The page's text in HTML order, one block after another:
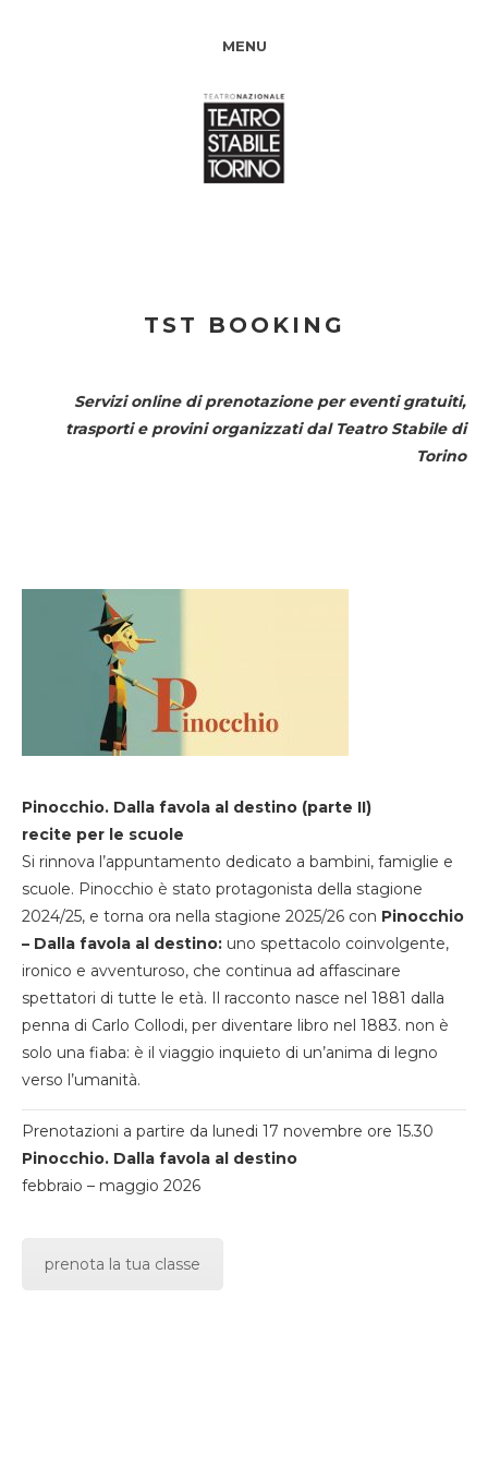
MENU
TST BOOKING
Servizi online di prenotazione per eventi gratuiti,
trasporti e provini organizzati dal Teatro Stabile di
Torino
Pinocchio. Dalla favola al destino (parte II)
recite per le scuole
Si rinnova l’appuntamento dedicato a bambini, famiglie e
scuole. Pinocchio è stato protagonista della stagione
2024/25, e torna ora nella stagione 2025/26 con Pinocchio
– Dalla favola al destino: uno spettacolo coinvolgente,
ironico e avventuroso, che continua ad affascinare
spettatori di tutte le età. Il racconto nasce nel 1881 dalla
penna di Carlo Collodi, per diventare libro nel 1883. non è
solo una fiaba: è il viaggio inquieto di un’anima di legno
verso l’umanità.
Prenotazioni a partire da lunedi 17 novembre ore 15.30
Pinocchio. Dalla favola al destino
febbraio – maggio 2026
prenota la tua classe